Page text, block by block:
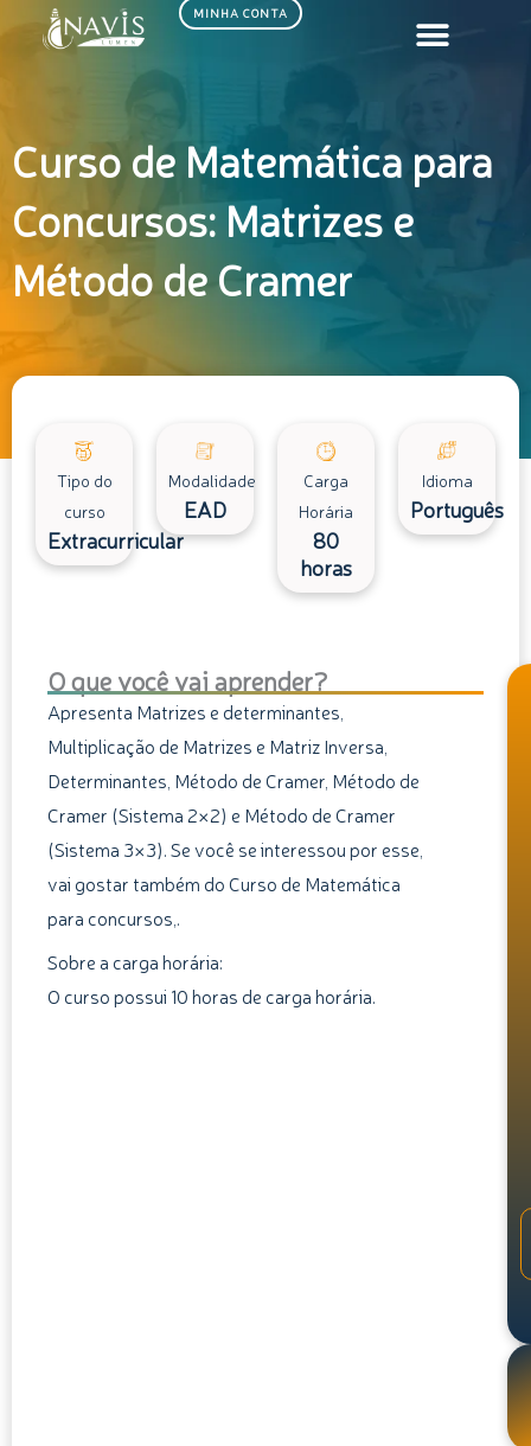
MINHA CONTA
Curso de Matemática para
Concursos: Matrizes e
Método de Cramer
Tipo do
curso
Extracurricular
Modalidade
EAD
Carga
Horária
80
horas
Idioma
Português
O que você vai aprender?
Apresenta Matrizes e determinantes,
Multiplicação de Matrizes e Matriz Inversa,
Determinantes, Método de Cramer, Método de
Cramer (Sistema 2×2) e Método de Cramer
(Sistema 3×3). Se você se interessou por esse,
vai gostar também do Curso de Matemática
para concursos,.
Sobre a carga horária:
O curso possui 10 horas de carga horária.